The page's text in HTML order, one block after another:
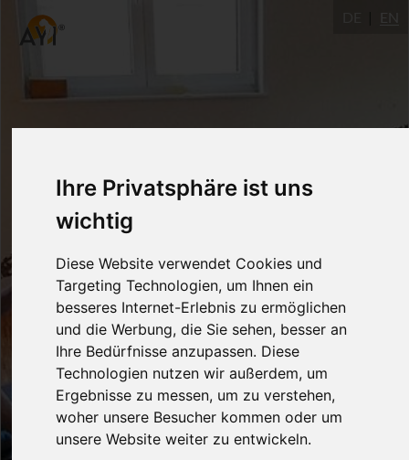
Ihre Privatsphäre ist uns
wichtig
Diese Website verwendet Cookies und
Targeting Technologien, um Ihnen ein
besseres Internet-Erlebnis zu ermöglichen
und die Werbung, die Sie sehen, besser an
Ihre Bedürfnisse anzupassen. Diese
Technologien nutzen wir außerdem, um
Ergebnisse zu messen, um zu verstehen,
woher unsere Besucher kommen oder um
unsere Website weiter zu entwickeln.
EN